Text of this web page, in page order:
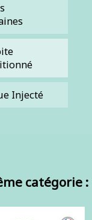
Injecté
catégorie :